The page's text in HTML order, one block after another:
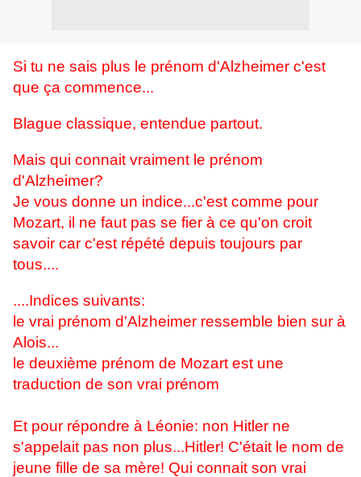
Si tu ne sais plus le prénom d'Alzheimer c'est
que ça commence...
Blague classique, entendue partout.
Mais qui connait vraiment le prénom
d'Alzheimer?
Je vous donne un indice...c'est comme pour
Mozart, il ne faut pas se fier à ce qu'on croit
savoir car c'est répété depuis toujours par
tous....
....Indices suivants:
le vrai prénom d'Alzheimer ressemble bien sur à
Alois...
le deuxième prénom de Mozart est une
traduction de son vrai prénom
Et pour répondre à Léonie: non Hitler ne
s'appelait pas non plus...Hitler! C'était le nom de
jeune fille de sa mère! Qui connait son vrai